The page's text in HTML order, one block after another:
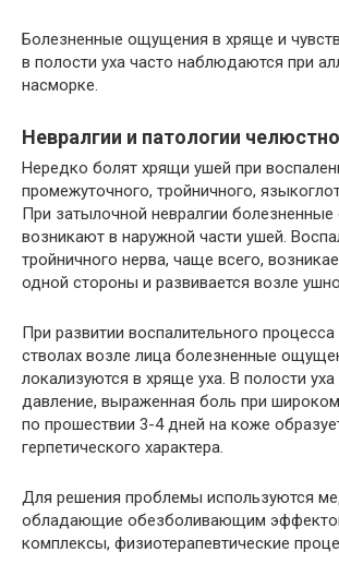
Болезненные ощущения в хряще и
в полости уха часто наблюдаются при
насморке.
Невралгии и патологии
Нередко болят хрящи ушей при
промежуточного, тройничного,
При затылочной невралгии
возникают в наружной части ушей.
тройничного нерва, чаще всего,
одной стороны и развивается возле
При развитии воспалительного
стволах возле лица болезненные
локализуются в хряще уха. В полости уха
давление, выраженная боль при
по прошествии 3-4 дней на коже
герпетического характера.
Для решения проблемы используются
обладающие обезболивающим
комплексы, физиотерапевтические